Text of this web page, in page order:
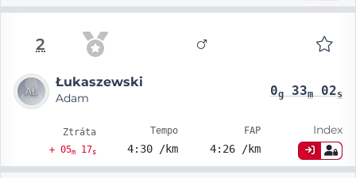
2
Łukaszewski
Adam 0g33m02s
Ztráta
+ 05m17s
Tempo
4:30 /km
FAP
4:26 /km
Index